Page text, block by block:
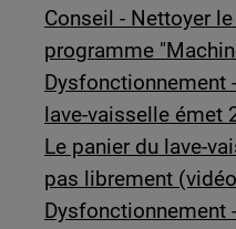
Conseil - Nettoyer
programme
Dysfonctionnement
lave-vaisselle
Le panier du lave-
pas librement
Dysfonctionnement